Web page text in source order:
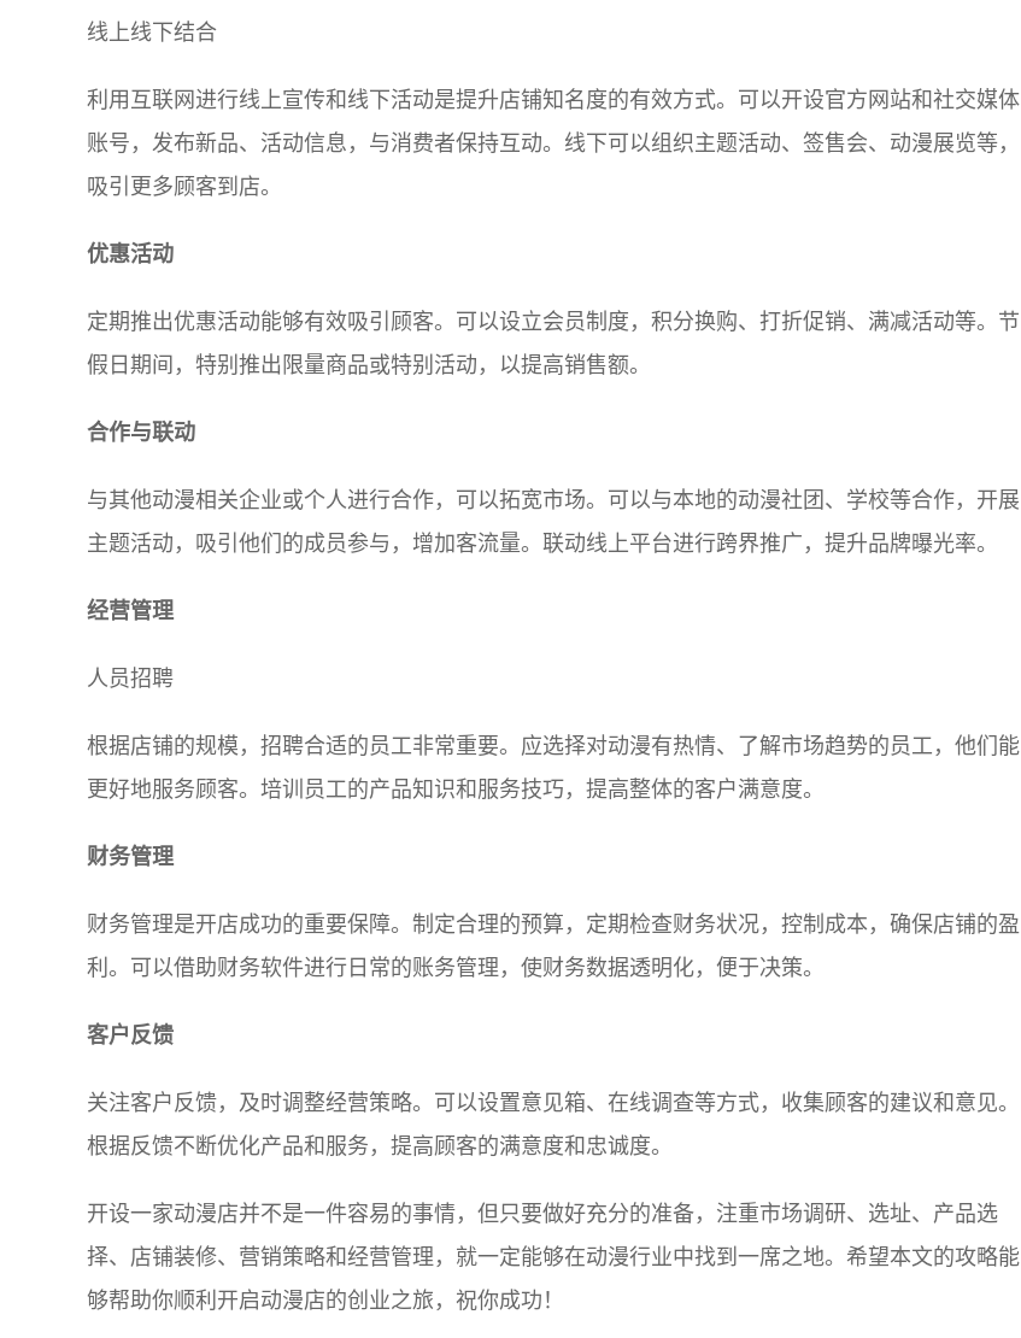
线上线下结合
利用互联网进行线上宣传和线下活动是提升店铺知名度的有效方式。可以开设官方网站和社交媒体
账号，发布新品、活动信息，与消费者保持互动。线下可以组织主题活动、签售会、动漫展览等，
吸引更多顾客到店。
优惠活动
定期推出优惠活动能够有效吸引顾客。可以设立会员制度，积分换购、打折促销、满减活动等。节
假日期间，特别推出限量商品或特别活动，以提高销售额。
合作与联动
与其他动漫相关企业或个人进行合作，可以拓宽市场。可以与本地的动漫社团、学校等合作，开展
主题活动，吸引他们的成员参与，增加客流量。联动线上平台进行跨界推广，提升品牌曝光率。
经营管理
人员招聘
根据店铺的规模，招聘合适的员工非常重要。应选择对动漫有热情、了解市场趋势的员工，他们能
更好地服务顾客。培训员工的产品知识和服务技巧，提高整体的客户满意度。
财务管理
财务管理是开店成功的重要保障。制定合理的预算，定期检查财务状况，控制成本，确保店铺的盈
利。可以借助财务软件进行日常的账务管理，使财务数据透明化，便于决策。
客户反馈
关注客户反馈，及时调整经营策略。可以设置意见箱、在线调查等方式，收集顾客的建议和意见。
根据反馈不断优化产品和服务，提高顾客的满意度和忠诚度。
开设一家动漫店并不是一件容易的事情，但只要做好充分的准备，注重市场调研、选址、产品选
择、店铺装修、营销策略和经营管理，就一定能够在动漫行业中找到一席之地。希望本文的攻略能
够帮助你顺利开启动漫店的创业之旅，祝你成功！